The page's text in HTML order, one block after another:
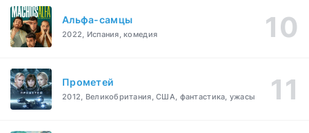
Альфа-самцы
2022, Испания, комедия
Прометей
2012, Великобритания, США, фантастика, ужасы